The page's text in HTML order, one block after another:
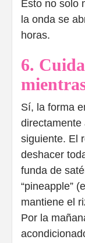
Esto no solo
la onda se
horas.
6.
Sí, la forma
directamente
siguiente. El
deshacer
funda de
“pineapple”
mantiene el
Por la